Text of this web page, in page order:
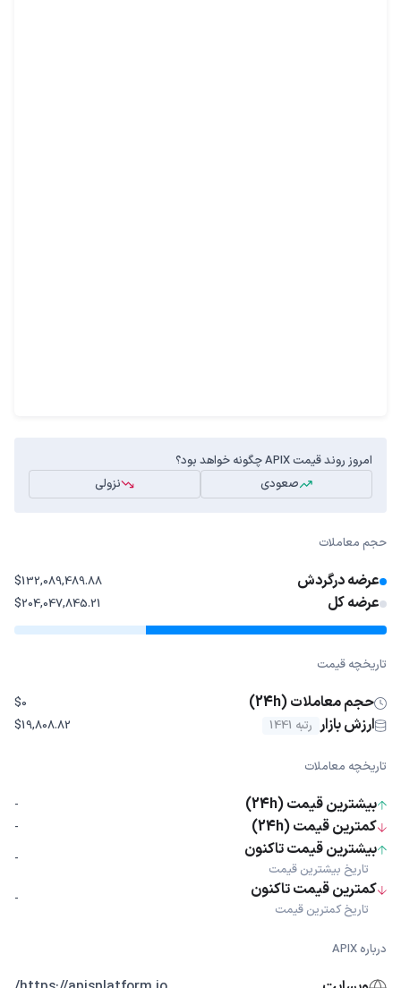
امروز روند قیمت APIX چگونه خواهد بود؟
صعودی
نزولی
حجم معاملات
عرضه درگردش $132,089,489.88
عرضه کل $204,047,845.21
تاریخچه قیمت
حجم معاملات (24h) $0
ارزش بازار رتبه 1441 $19,808.82
تاریخچه معاملات
بیشترین قیمت (24h) -
کمترین قیمت (24h) -
بیشترین قیمت تاکنون
تاریخ بیشترین قیمت
-
کمترین قیمت تاکنون
تاریخ کمترین قیمت
-
درباره APIX